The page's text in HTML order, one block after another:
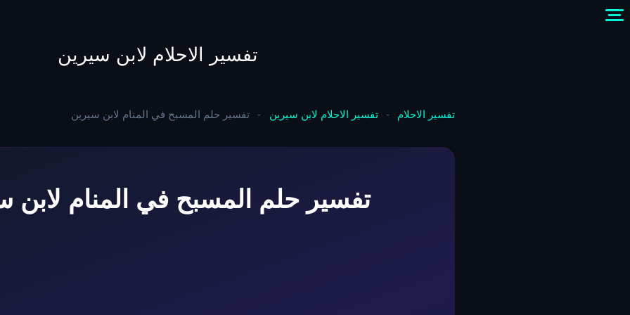
تفسير الاحلام لابن سيرين
تفسير الاحلام - تفسير الاحلام لابن سيرين - تفسير حلم المسبح في المنام لابن سيرين
تفسير حلم المسبح في المنام لابن